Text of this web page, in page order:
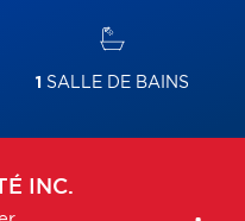
1 SALLE DE BAINS
INC.